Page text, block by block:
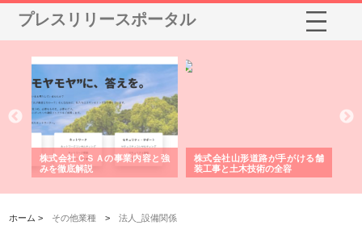
プレスリリースポータル
株式会社ＣＳＡの事業内容と強
みを徹底解説
株式会社山形道路が手がける舗
装工事と土木技術の全容
ホーム > その他業種 >法人_設備関係